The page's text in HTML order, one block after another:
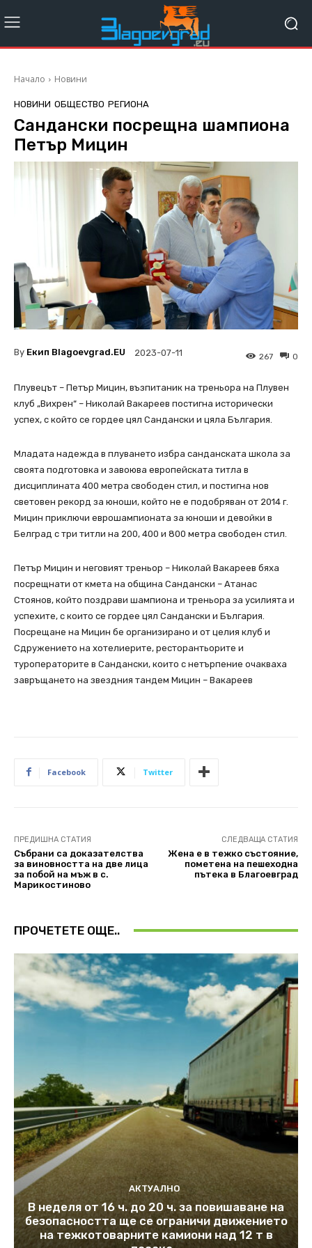
Начало Новини
НОВИНИ ОБЩЕСТВО РЕГИОНА
Сандански посрещна шампиона
Петър Мицин
By Екип Blagoevgrad.EU 2023-07-11 0
267
Плувецът – Петър Мицин, възпитаник на треньора на Плувен
клуб „Вихрен“ – Николай Вакареев постигна исторически
успех, с който се гордее цял Сандански и цяла България.
Младата надежда в плуването избра санданската школа за
своята подготовка и завоюва европейската титла в
дисциплината 400 метра свободен стил, и постигна нов
световен рекорд за юноши, който не е подобряван от 2014 г.
Мицин приключи еврошампионата за юноши и девойки в
Белград с три титли на 200, 400 и 800 метра свободен стил.
Петър Мицин и неговият треньор – Николай Вакареев бяха
посрещнати от кмета на община Сандански – Атанас
Стоянов, който поздрави шампиона и треньора за усилията и
успехите, с които се гордее цял Сандански и България.
Посрещане на Мицин бе организирано и от целия клуб и
Сдружението на хотелиерите, ресторантьорите и
туроператорите в Сандански, които с нетърпение очакваха
завръщането на звездния тандем Мицин – Вакареев
Facebook Twitter
ПРЕДИШНА СТАТИЯ
Събрани са доказателства
за виновността на две лица
за побой на мъж в с.
Марикостиново
СЛЕДВАЩА СТАТИЯ
Жена е в тежко състояние,
пометена на пешеходна
пътека в Благоевград
ПРОЧЕТЕТЕ ОЩЕ..
АКТУАЛНО
В неделя от 16 ч. до 20 ч. за повишаване на
безопасността ще се ограничи движението
на тежкотоварните камиони над 12 т в